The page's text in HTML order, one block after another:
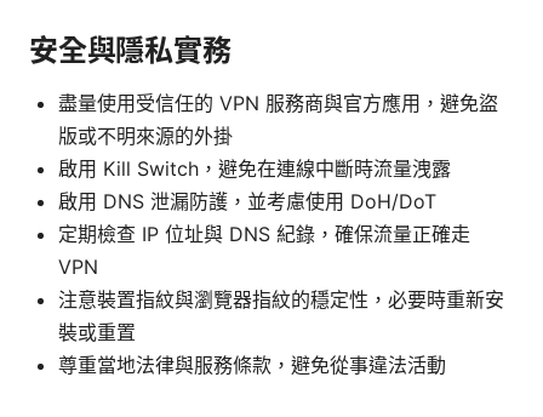
安全與隱私實務
盡量使用受信任的 VPN 服務商與官方應用，避免盜
版或不明來源的外掛
啟用 Kill Switch，避免在連線中斷時流量洩露
啟用 DNS 泄漏防護，並考慮使用 DoH/DoT
定期檢查 IP 位址與 DNS 紀錄，確保流量正確走
VPN
注意裝置指紋與瀏覽器指紋的穩定性，必要時重新安
裝或重置
尊重當地法律與服務條款，避免從事違法活動